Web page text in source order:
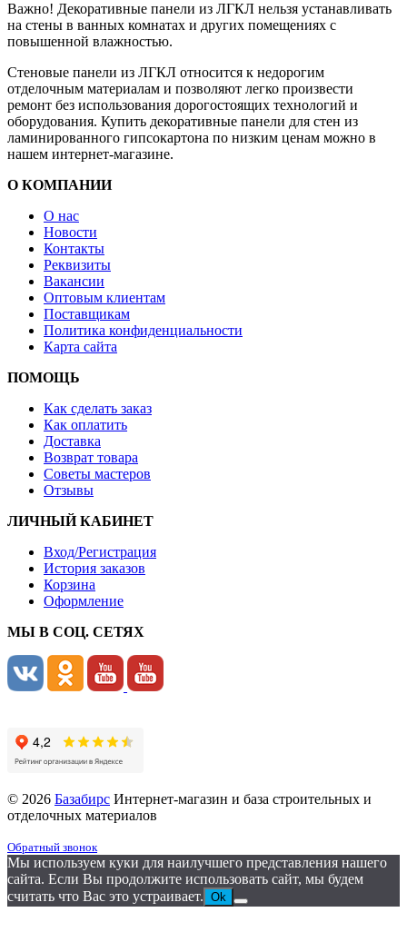
Важно! Декоративные панели из ЛГКЛ нельзя устанавливать
на стены в ванных комнатах и других помещениях с
повышенной влажностью.
Стеновые панели из ЛГКЛ относится к недорогим
отделочным материалам и позволяют легко произвести
ремонт без использования дорогостоящих технологий и
оборудования. Купить декоративные панели для стен из
ламинированного гипсокартона по низким ценам можно в
нашем интернет-магазине.
О КОМПАНИИ
О нас
Новости
Контакты
Реквизиты
Вакансии
Оптовым клиентам
Поставщикам
Политика конфиденциальности
Карта сайта
ПОМОЩЬ
Как сделать заказ
Как оплатить
Доставка
Возврат товара
Советы мастеров
Отзывы
ЛИЧНЫЙ КАБИНЕТ
Вход/Регистрация
История заказов
Корзина
Оформление
МЫ В СОЦ. СЕТЯХ
© 2026 Базабирс Интернет-магазин и база строительных и
отделочных материалов
Обратный звонок
Мы используем куки для наилучшего представления нашего
сайта. Если Вы продолжите использовать сайт, мы будем
считать что Вас это устраивает. Ok